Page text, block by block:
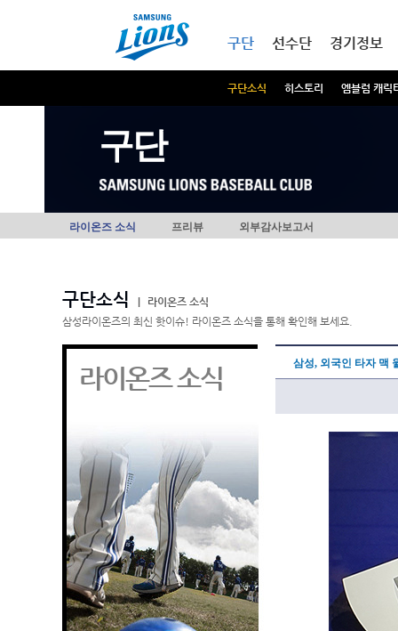
구단
구단소식 히스토리 엠블럼 캐릭
선수단 경기정보
구단
라이온즈 소식 프리뷰 외부감사보고서
구단소식
라이온즈 소식
삼성라이온즈의 최신 핫이슈! 라이온즈 소식을 통해 확인해 보세요.
라이온즈 소식 삼성, 외국인 타자 맥